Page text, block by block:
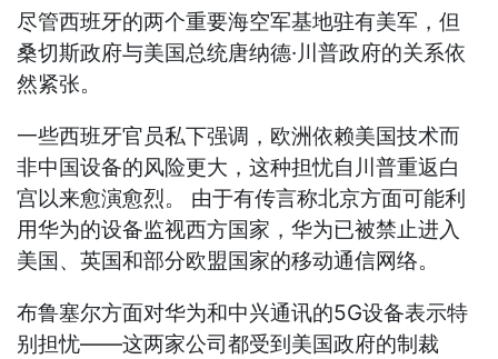
尽管西班牙的两个重要海空军基地驻有美军，但
桑切斯政府与美国总统唐纳德·川普政府的关系依
然紧张。
一些西班牙官员私下强调，欧洲依赖美国技术而
非中国设备的风险更大，这种担忧自川普重返白
宫以来愈演愈烈。 由于有传言称北京方面可能利
用华为的设备监视西方国家，华为已被禁止进入
美国、英国和部分欧盟国家的移动通信网络。
布鲁塞尔方面对华为和中兴通讯的5G设备表示特
别担忧——这两家公司都受到美国政府的制裁